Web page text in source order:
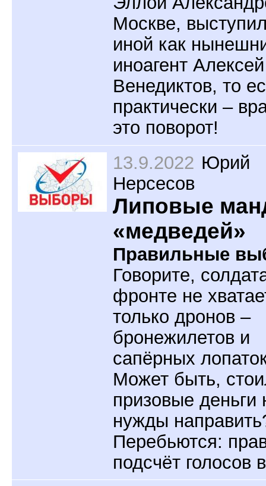
Москве,
иной как
иноагент Алексей
Венедиктов, то
практически –
это поворот!
13.9.2022 Юрий
Нерсесов
Липовые
«медведей»
Правильные
Говорите,
фронте не
только дронов –
бронежилетов и
сапёрных
Может быть,
призовые деньги
нужды
Перебьются:
подсчёт голосов